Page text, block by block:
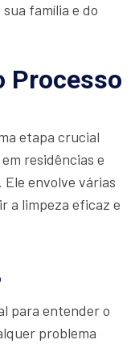
família e do
Processo
etapa crucial
residências e
. Ele envolve várias
a limpeza eficaz e
para entender o
problema